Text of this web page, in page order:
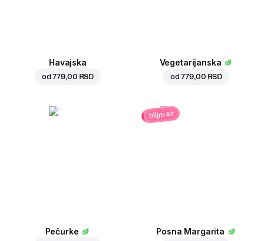
Havajska
od779,00 RSD
Vegetarijanska
od779,00 RSD
Pečurke
biljni sir
Posna Margarita